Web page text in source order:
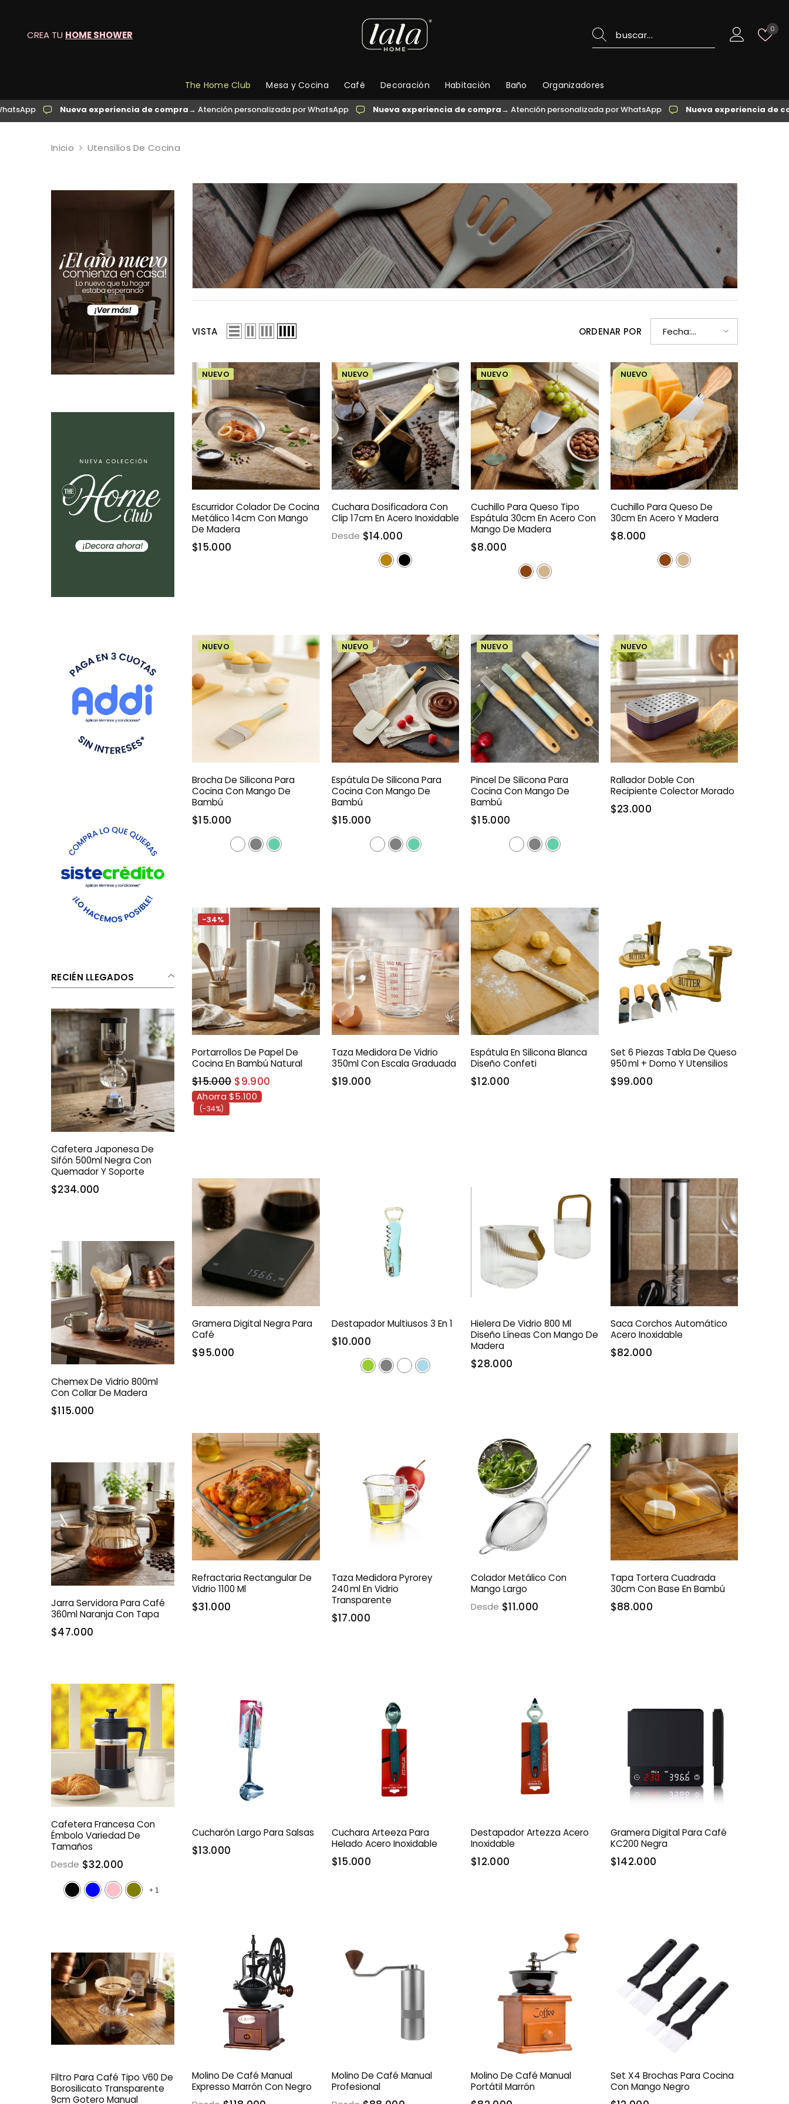
CREA TU HOME SHOWER 0
The Home Club Mesa y Cocina Café Decoración Habitación Baño Organizadores
experiencia de compra→ Atención personalizada por WhatsApp Nueva experiencia de compra→ Atención personalizada por WhatsApp Nueva experiencia de compra→
Inicio Utensilios De Cocina
RECIÉN LLEGADOS
Cafetera Japonesa De
Sifón 500ml Negra Con
Quemador Y Soporte
$234.000
Chemex De Vidrio 800ml
Con Collar De Madera
$115.000
Jarra Servidora Para Café
360ml Naranja Con Tapa
$47.000
Cafetera Francesa Con
Émbolo Variedad De
Tamaños
Desde $32.000
+ 1
Filtro Para Café Tipo V60 De
Borosilicato Transparente
9cm Gotero Manual
VISTA ORDENAR POR
Fecha:
reciente a
antiguo(a)
NUEVO
Escurridor Colador De Cocina
Metálico 14cm Con Mango
De Madera
$15.000
NUEVO
Cuchara Dosificadora Con
Clip 17cm En Acero Inoxidable
Desde $14.000
NUEVO
Cuchillo Para Queso Tipo
Espátula 30cm En Acero Con
Mango De Madera
$8.000
NUEVO
Cuchillo Para Queso De
30cm En Acero Y Madera
$8.000
NUEVO
Brocha De Silicona Para
Cocina Con Mango De
Bambú
$15.000
NUEVO
Espátula De Silicona Para
Cocina Con Mango De
Bambú
$15.000
NUEVO
Pincel De Silicona Para
Cocina Con Mango De
Bambú
$15.000
NUEVO
Rallador Doble Con
Recipiente Colector Morado
$23.000
-34%
Portarrollos De Papel De
Cocina En Bambú Natural
$15.000 $9.900
Ahorra $5.100
(-34%)
Taza Medidora De Vidrio
350ml Con Escala Graduada
$19.000
Espátula En Silicona Blanca
Diseño Confeti
$12.000
Set 6 Piezas Tabla De Queso
950 Ml + Domo Y Utensilios
$99.000
Gramera Digital Negra Para
Café
$95.000
Destapador Multiusos 3 En 1
$10.000
Hielera De Vidrio 800 Ml
Diseño Líneas Con Mango De
Madera
$28.000
Saca Corchos Automático
Acero Inoxidable
$82.000
Refractaria Rectangular De
Vidrio 1100 Ml
$31.000
Taza Medidora Pyrorey
240 Ml En Vidrio
Transparente
$17.000
Colador Metálico Con
Mango Largo
Desde $11.000
Tapa Tortera Cuadrada
30cm Con Base En Bambú
$88.000
Cucharón Largo Para Salsas
$13.000
Cuchara Arteeza Para
Helado Acero Inoxidable
$15.000
Destapador Artezza Acero
Inoxidable
$12.000
Gramera Digital Para Café
KC200 Negra
$142.000
Molino De Café Manual
Expresso Marrón Con Negro
Molino De Café Manual
Profesional
Molino De Café Manual
Portátil Marrón
Set X4 Brochas Para Cocina
Con Mango Negro